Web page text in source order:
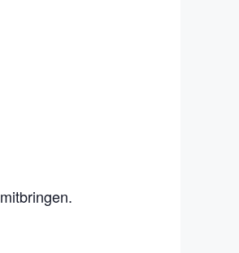
mitbringen.